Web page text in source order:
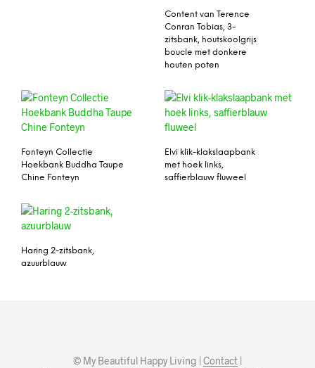
Content van Terence
Conran Tobias, 3-
zitsbank, houtskoolgrijs
boucle met donkere
houten poten
Fonteyn Collectie
Hoekbank Buddha Taupe
Chine Fonteyn
Elvi klik-klakslaapbank
met hoek links,
saffierblauw fluweel
Haring 2-zitsbank,
azuurblauw
© My Beautiful Happy Living | Contact |